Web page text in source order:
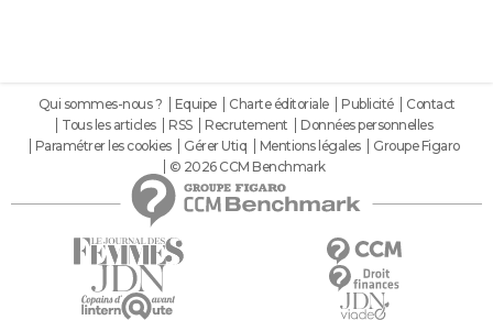
Qui sommes-nous ? Equipe Charte éditoriale Publicité
Contact
Tous les articles
RSS Recrutement
Données personnelles
Paramétrer les cookies
Gérer Utiq Mentions légales
Groupe Figaro
© 2026 CCM Benchmark